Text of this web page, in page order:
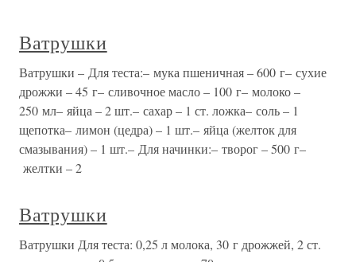
Ватрушки
Ватрушки – Для теста:– мука пшеничная – 600 г– сухие
дрожжи – 45 г– сливочное масло – 100 г– молоко –
250 мл– яйца – 2 шт.– сахар – 1 ст. ложка– соль – 1
щепотка– лимон (цедра) – 1 шт.– яйца (желток для
смазывания) – 1 шт.– Для начинки:– творог – 500 г–
желтки – 2
Ватрушки
Ватрушки Для теста: 0,25 л молока, 30 г дрожжей, 2 ст.